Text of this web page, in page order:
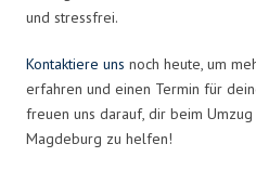
und stressfrei.
Kontaktiere uns noch heute, um
erfahren und einen Termin für
freuen uns darauf, dir beim
Magdeburg zu helfen!